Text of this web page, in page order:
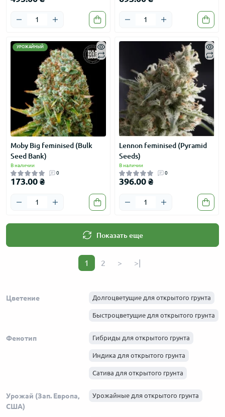
УРОЖАЙНЫЙ
Moby Big feminised (Bulk
Seed Bank)
В наличии
0
173.00 ₴
Lennon feminised (Pyramid
Seeds)
В наличии
0
396.00 ₴
Показать еще
1 2 > >|
Цветение Долгоцветущие для открытого грунта
Быстроцветущие для открытого грунта
Фенотип Гибриды для открытого грунта
Индика для открытого грунта
Сатива для открытого грунта
Урожай (Зап. Европа,
США)
Урожайные для открытого грунта